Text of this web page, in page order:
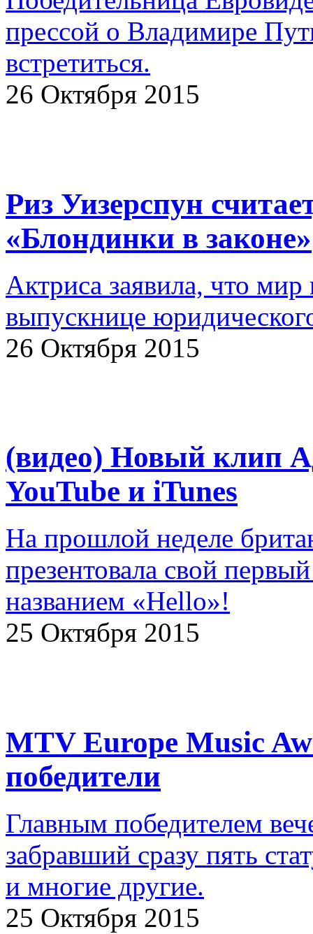
прессой о Владимире
встретиться.
26 Октября 2015
Риз Уизерспун
«Блондинки в законе»
Актриса заявила, что
выпускнице
26 Октября 2015
(видео) Новый клип
YouTube и iTunes
На прошлой неделе
презентовала свой
названием «Hello»!
25 Октября 2015
MTV Europe Music
победители
Главным победителем
забравший сразу пять
и многие другие.
25 Октября 2015